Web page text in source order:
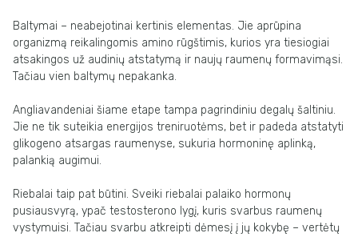
Baltymai – neabejotinai kertinis elementas. Jie aprūpina
organizmą reikalingomis amino rūgštimis, kurios yra tiesiogiai
atsakingos už audinių atstatymą ir naujų raumenų formavimąsi.
Tačiau vien baltymų nepakanka.
Angliavandeniai šiame etape tampa pagrindiniu degalų šaltiniu.
Jie ne tik suteikia energijos treniruotėms, bet ir padeda atstatyti
glikogeno atsargas raumenyse, sukuria hormoninę aplinką,
palankią augimui.
Riebalai taip pat būtini. Sveiki riebalai palaiko hormonų
pusiausvyrą, ypač testosterono lygį, kuris svarbus raumenų
vystymuisi. Tačiau svarbu atkreipti dėmesį į jų kokybę – vertėtų